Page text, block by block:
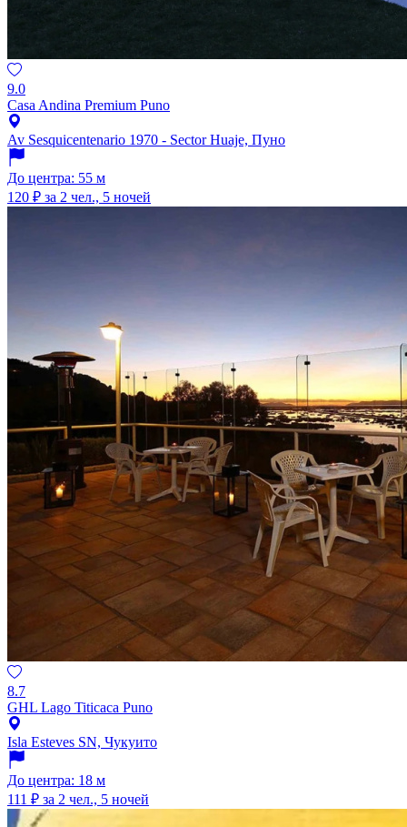
9.0
Casa Andina Premium Puno
Av Sesquicentenario 1970 - Sector Huaje, Пуно
До центра: 55 м
120 ₽ за 2 чел., 5 ночей
8.7
GHL Lago Titicaca Puno
Isla Esteves SN, Чукуито
До центра: 18 м
111 ₽ за 2 чел., 5 ночей